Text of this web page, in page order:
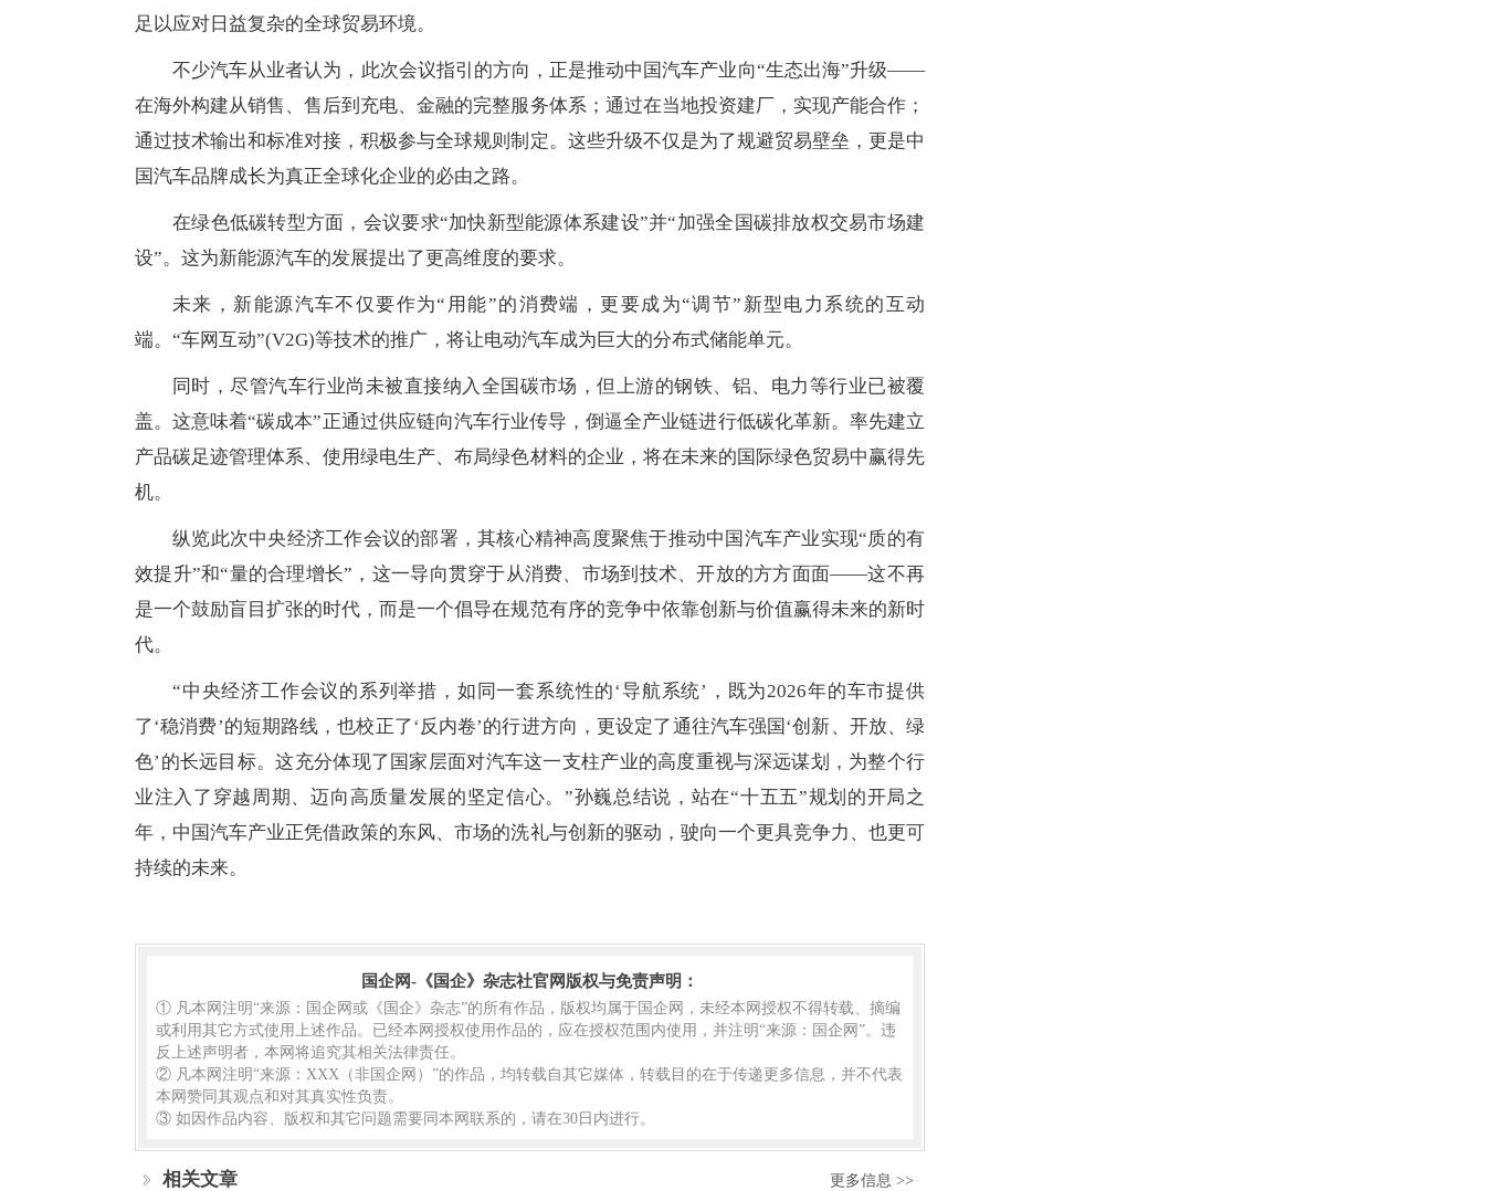
足以应对日益复杂的全球贸易环境。
不少汽车从业者认为，此次会议指引的方向，正是推动中国汽车产业向“生态出海”升级——
在海外构建从销售、售后到充电、金融的完整服务体系；通过在当地投资建厂，实现产能合作；
通过技术输出和标准对接，积极参与全球规则制定。这些升级不仅是为了规避贸易壁垒，更是中
国汽车品牌成长为真正全球化企业的必由之路。
在绿色低碳转型方面，会议要求“加快新型能源体系建设”并“加强全国碳排放权交易市场建
设”。这为新能源汽车的发展提出了更高维度的要求。
未来，新能源汽车不仅要作为“用能”的消费端，更要成为“调节”新型电力系统的互动
端。“车网互动”(V2G)等技术的推广，将让电动汽车成为巨大的分布式储能单元。
同时，尽管汽车行业尚未被直接纳入全国碳市场，但上游的钢铁、铝、电力等行业已被覆
盖。这意味着“碳成本”正通过供应链向汽车行业传导，倒逼全产业链进行低碳化革新。率先建立
产品碳足迹管理体系、使用绿电生产、布局绿色材料的企业，将在未来的国际绿色贸易中赢得先
机。
纵览此次中央经济工作会议的部署，其核心精神高度聚焦于推动中国汽车产业实现“质的有
效提升”和“量的合理增长”，这一导向贯穿于从消费、市场到技术、开放的方方面面——这不再
是一个鼓励盲目扩张的时代，而是一个倡导在规范有序的竞争中依靠创新与价值赢得未来的新时
代。
“中央经济工作会议的系列举措，如同一套系统性的‘导航系统’，既为2026年的车市提供
了‘稳消费’的短期路线，也校正了‘反内卷’的行进方向，更设定了通往汽车强国‘创新、开放、绿
色’的长远目标。这充分体现了国家层面对汽车这一支柱产业的高度重视与深远谋划，为整个行
业注入了穿越周期、迈向高质量发展的坚定信心。”孙巍总结说，站在“十五五”规划的开局之
年，中国汽车产业正凭借政策的东风、市场的洗礼与创新的驱动，驶向一个更具竞争力、也更可
持续的未来。
国企网-《国企》杂志社官网版权与免责声明：
① 凡本网注明“来源：国企网或《国企》杂志”的所有作品，版权均属于国企网，未经本网授权不得转载、摘编
或利用其它方式使用上述作品。已经本网授权使用作品的，应在授权范围内使用，并注明“来源：国企网”。违
反上述声明者，本网将追究其相关法律责任。
② 凡本网注明“来源：XXX（非国企网）”的作品，均转载自其它媒体，转载目的在于传递更多信息，并不代表
本网赞同其观点和对其真实性负责。
③ 如因作品内容、版权和其它问题需要同本网联系的，请在30日内进行。
更多信息 >>
相关文章